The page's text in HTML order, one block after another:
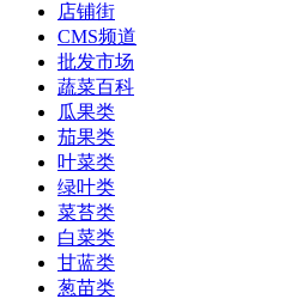
店铺街
CMS频道
批发市场
蔬菜百科
瓜果类
茄果类
叶菜类
绿叶类
菜苔类
白菜类
甘蓝类
葱苗类